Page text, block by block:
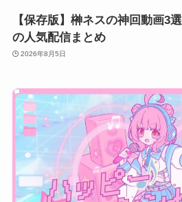
【保存版】榊ネスの神回動画3
の人気配信まとめ
2026年8月5日